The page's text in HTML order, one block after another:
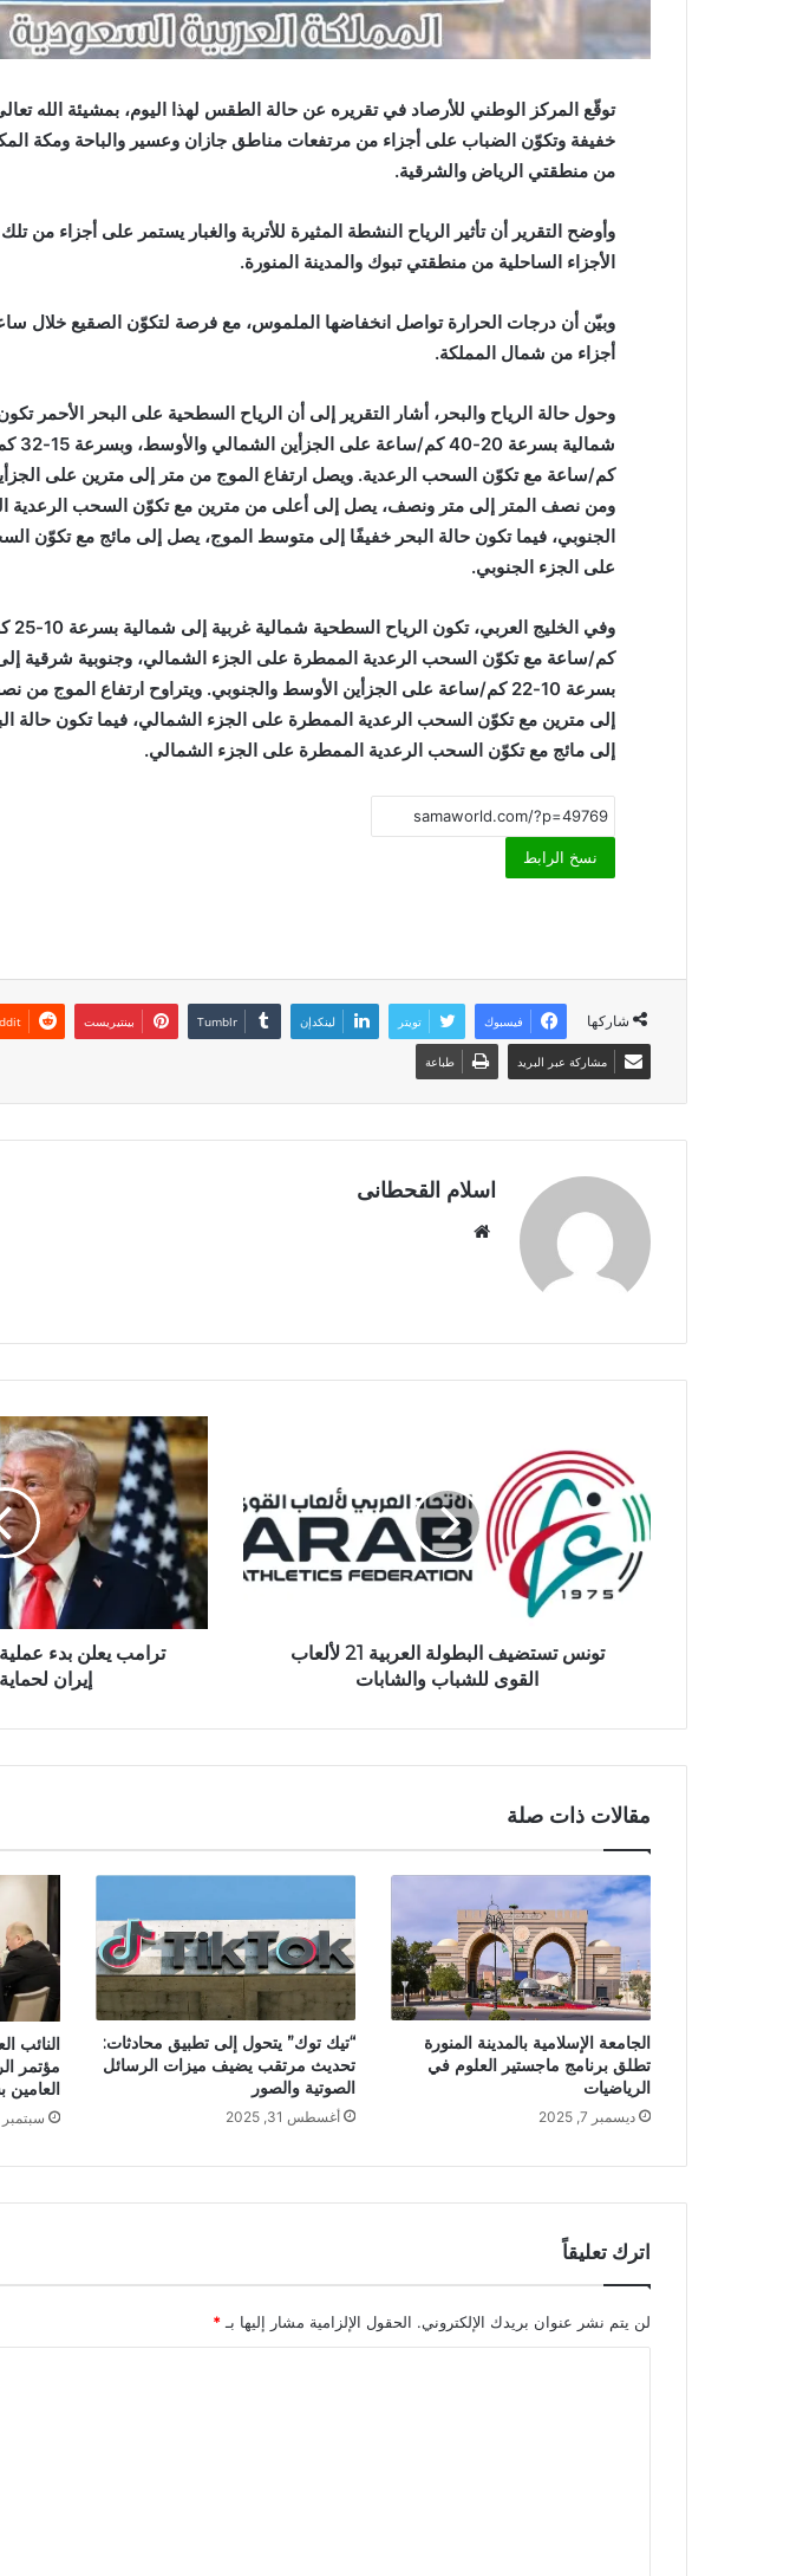
توقّع المركز الوطني للأرصاد في تقريره عن حالة الطقس لهذا اليوم، بمشيئة الله
خفيفة وتكوّن الضباب على أجزاء من مرتفعات مناطق جازان وعسير والباحة ومكة
من منطقتي الرياض والشرقية.
وأوضح التقرير أن تأثير الرياح النشطة المثيرة للأتربة والغبار يستمر على أجزاء من
الأجزاء الساحلية من منطقتي تبوك والمدينة المنورة.
وبيّن أن درجات الحرارة تواصل انخفاضها الملموس، مع فرصة لتكوّن الصقيع خلال
أجزاء من شمال المملكة.
وحول حالة الرياح والبحر، أشار التقرير إلى أن الرياح السطحية على البحر الأحمر
كم/ساعة مع تكوّن السحب الرعدية. ويصل ارتفاع الموج من متر إلى مترين على
ومن نصف المتر إلى متر ونصف، يصل إلى أعلى من مترين مع تكوّن السحب الرعدية
الجنوبي، فيما تكون حالة البحر خفيفًا إلى متوسط الموج، يصل إلى مائج مع تكوّن
على الجزء الجنوبي.
كم/ساعة مع تكوّن السحب الرعدية الممطرة على الجزء الشمالي، وجنوبية شرقية
بسرعة 10-22 كم/ساعة على الجزأين الأوسط والجنوبي. ويتراوح ارتفاع الموج
إلى مترين مع تكوّن السحب الرعدية الممطرة على الجزء الشمالي، فيما تكون حالة
إلى مائج مع تكوّن السحب الرعدية الممطرة على الجزء الشمالي.
نسخ الرابط
شاركها فيسبوك تويتر لينكدإن بينتيريست
مشاركة عبر البريد طباعة
اسلام القحطانى
ا
تونس تستضيف البطولة العربية 21 لألعاب
القوى للشباب والشابات
ترامب يعلن بدء
إيران
مقالات ذات صلة
الجامعة الإسلامية بالمدينة المنورة
تطلق برنامج ماجستير العلوم في
الرياضيات
ديسمبر 7, 2025
“تيك توك” يتحول إلى تطبيق محادثات:
تحديث مرتقب يضيف ميزات الرسائل
الصوتية والصور
أغسطس 31, 2025
النائب
مؤتمر
العامين
سبتمبر 9, 2025
اترك تعليقاً
لن يتم نشر عنوان بريدك الإلكتروني. الحقول الإلزامية مشار إليها بـ *